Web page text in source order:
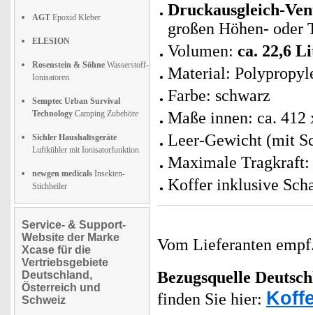
AGT Epoxid Kleber
ELESION
Rosenstein & Söhne Wasserstoff-
Ionisatoren
Semptec Urban Survival
Technology Camping Zubehöre
Sichler Haushaltsgeräte
Luftkühler mit Ionisatorfunktion
newgen medicals Insekten-
Stichheiler
Service- & Support-
Website der Marke
Xcase für die
Vertriebsgebiete
Deutschland,
Österreich und
Schweiz
Druckausgleich-
großen Höhen- oder
Volumen: ca. 22,6
Material:
Farbe: schwarz
Maße innen: ca. 412
Leer-Gewicht (mit
Maximale Tragkraft:
Koffer inklusive
Vom Lieferanten
Bezugsquelle
finden Sie hier: